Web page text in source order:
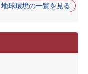
地球環境の一覧を見る